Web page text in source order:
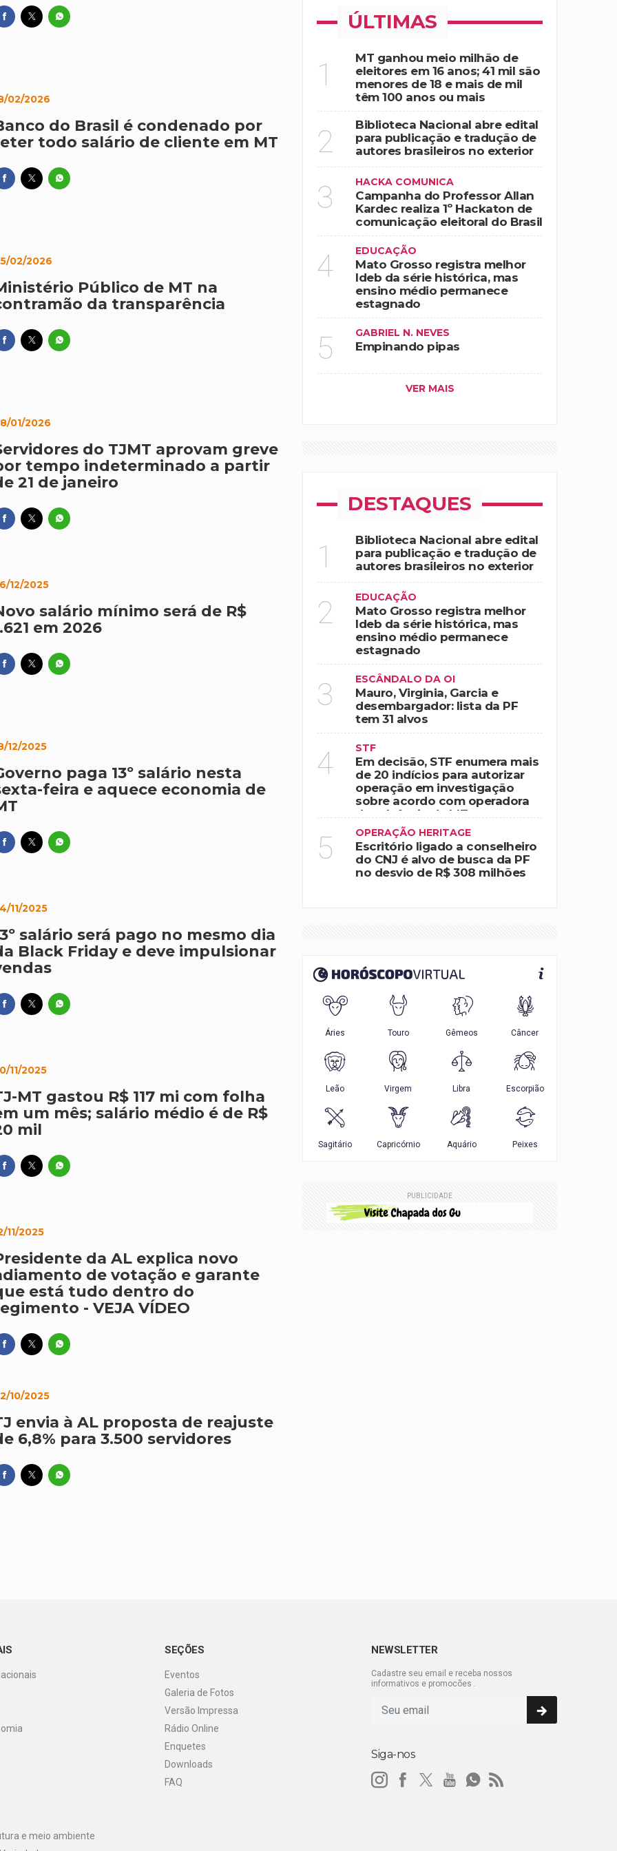
02/2026
do Brasil é condenado por
todo salário de cliente em MT
02/2026
Público de MT na
da transparência
01/2026
do TJMT aprovam greve
tempo indeterminado a partir
21 de janeiro
12/2025
salário mínimo será de R$
em 2026
12/2025
paga 13º salário nesta
feira e aquece economia de
11/2025
salário será pago no mesmo dia
Black Friday e deve impulsionar
11/2025
MT gastou R$ 117 mi com folha
um mês; salário médio é de R$
mil
11/2025
da AL explica novo
de votação e garante
está tudo dentro do
- VEJA VÍDEO
10/2025
envia à AL proposta de reajuste
6,8% para 3.500 servidores
ÚLTIMAS
1
MT ganhou meio milhão de
eleitores em 16 anos; 41 mil são
menores de 18 e mais de mil
têm 100 anos ou mais
2
Biblioteca Nacional abre edital
para publicação e tradução de
autores brasileiros no exterior
3 HACKA COMUNICA
Campanha do Professor Allan
Kardec realiza 1º Hackaton de
comunicação eleitoral do Brasil
4 EDUCAÇÃO
Mato Grosso registra melhor
Ideb da série histórica, mas
ensino médio permanece
estagnado
5 GABRIEL N. NEVES
Empinando pipas
VER MAIS
DESTAQUES
1
Biblioteca Nacional abre edital
para publicação e tradução de
autores brasileiros no exterior
2 EDUCAÇÃO
Mato Grosso registra melhor
Ideb da série histórica, mas
ensino médio permanece
estagnado
3 ESCÂNDALO DA OI
Mauro, Virginia, Garcia e
desembargador: lista da PF
tem 31 alvos
4 STF
Em decisão, STF enumera mais
de 20 indícios para autorizar
operação em investigação
sobre acordo com operadora
de telefonia de MT
5 OPERAÇÃO HERITAGE
Escritório ligado a conselheiro
do CNJ é alvo de busca da PF
no desvio de R$ 308 milhões
PUBLICIDADE
e meio ambiente
SEÇÕES
Eventos
Galeria de Fotos
Versão Impressa
Rádio Online
Enquetes
Downloads
FAQ
NEWSLETTER
Cadastre seu email e receba nossos
informativos e promocões .
Siga-nos